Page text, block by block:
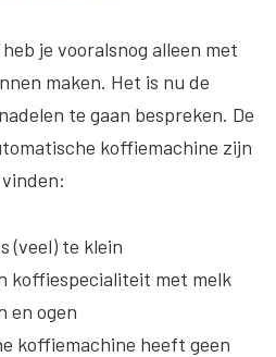
je vooralsnog alleen met
maken. Het is nu de
te gaan bespreken. De
koffiemachine zijn
(veel) te klein
koffiespecialiteit met melk
en ogen
koffiemachine heeft geen